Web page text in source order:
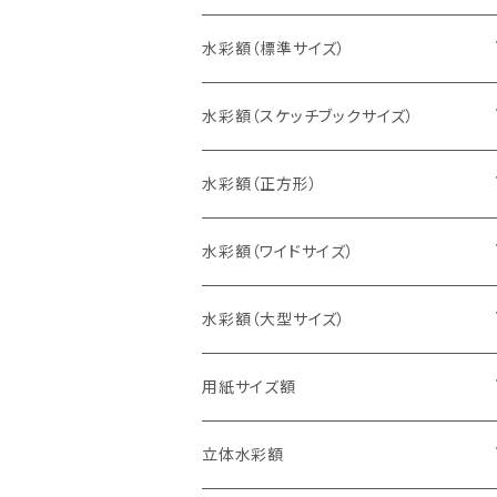
水彩額（標準サイズ）
インチ判（203×254ミリ）
八切判（242×303ミリ）
太子判（288×379ミリ）
四切判（348×424ミリ）
大衣判（394×509ミリ）
半切判（424×545ミリ）
水彩額（スケッチブックサイズ）
スケッチ4Ｆ（352×443ミリ）
スケッチ6Ｆ（458×550ミリ）
スケッチ8Ｆ（520×595ミリ）
スケッチ10Ｆ（595×670ミリ）
水彩額（正方形）
10cm正方形（100×100ミリ）
15cm正方形（150×150ミリ）
20cm正方形（200×200ミリ）
25cm正方形（250×250ミリ）
水彩額（ワイドサイズ）
15×30cm
20×40cm
25×50cm
水彩額（大型サイズ）
大判（660×850ミリ）
MO判（693×893ミリ）
用紙サイズ額
B5判（182×257ミリ）
立体水彩額